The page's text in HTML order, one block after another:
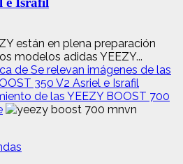
están en plena preparación
modelos adidas YEEZY...
de Se relevan imágenes de las
350 V2 Asriel e Israfil
de las YEEZY BOOST 700